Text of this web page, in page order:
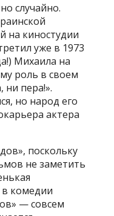
случайно.
на киностудии
уже в 1973
Михаила на
роль в своем
пера!».
но народ его
актера
поскольку
не заметить
в комедии
— совсем